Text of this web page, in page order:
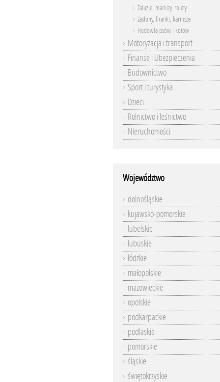
Żaluzje, markizy, rolety
Zasłony, firanki, karnisze
Hodowla psów i kotów
Motoryzacja i transport
Finanse i Ubezpieczenia
Budownictwo
Sport i turystyka
Dzieci
Rolnictwo i leśnictwo
Nieruchomości
Województwo
dolnośląskie
kujawsko-pomorskie
lubelskie
lubuskie
łódzkie
małopolskie
mazowieckie
opolskie
podkarpackie
podlaskie
pomorskie
śląskie
świętokrzyskie